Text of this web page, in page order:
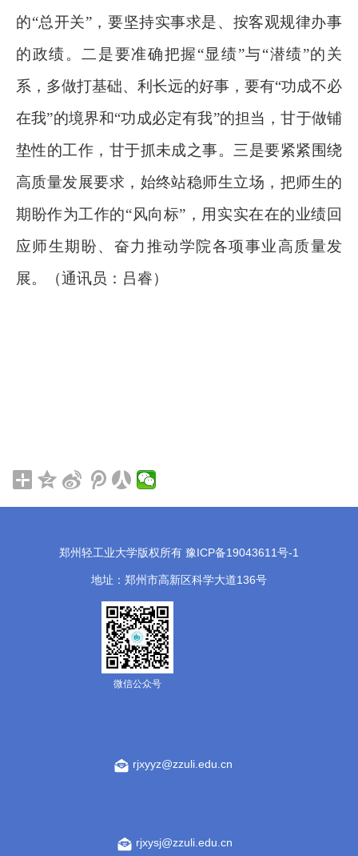
的“总开关”，要坚持实事求是、按客观规律办事
的政绩。二是要准确把握“显绩”与“潜绩”的关
系，多做打基础、利长远的好事，要有“功成不必
在我”的境界和“功成必定有我”的担当，甘于做铺
垫性的工作，甘于抓未成之事。三是要紧紧围绕
高质量发展要求，始终站稳师生立场，把师生的
期盼作为工作的“风向标”，用实实在在的业绩回
应师生期盼、奋力推动学院各项事业高质量发
展。
（通讯员：吕睿）
郑州轻工业大学版权所有 豫ICP备19043611号-1
地址：郑州市高新区科学大道136号
微信公众号
rjxyyz@zzuli.edu.cn
rjxysj@zzuli.edu.cn